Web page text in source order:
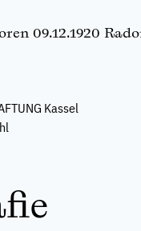
09.12.1920
Kassel